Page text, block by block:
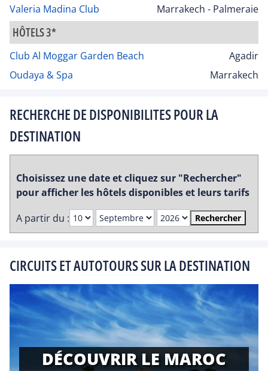
Valeria Madina Club
Marrakech - Palmeraie
HÔTELS 3*
Club Al Moggar Garden Beach
Agadir
Oudaya & Spa
Marrakech
RECHERCHE DE DISPONIBILITES POUR LA
DESTINATION
Choisissez une date et cliquez sur "Rechercher"
pour afficher les hôtels disponibles et leurs tarifs
A partir du :
Rechercher
CIRCUITS ET AUTOTOURS SUR LA DESTINATION
DÉCOUVRIR LE MAROC